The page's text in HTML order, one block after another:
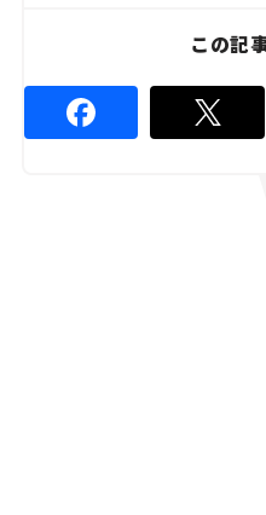
この記